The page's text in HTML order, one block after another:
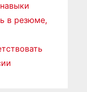
в резюме,